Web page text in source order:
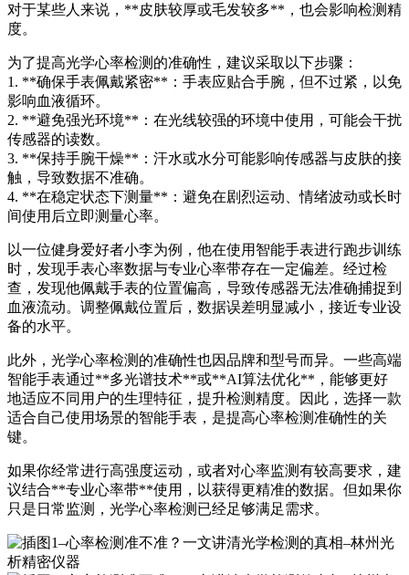
对于某些人来说，**皮肤较厚或毛发较多**，也会影响检测精
度。
为了提高光学心率检测的准确性，建议采取以下步骤：
1. **确保手表佩戴紧密**：手表应贴合手腕，但不过紧，以免
影响血液循环。
2. **避免强光环境**：在光线较强的环境中使用，可能会干扰
传感器的读数。
3. **保持手腕干燥**：汗水或水分可能影响传感器与皮肤的接
触，导致数据不准确。
4. **在稳定状态下测量**：避免在剧烈运动、情绪波动或长时
间使用后立即测量心率。
以一位健身爱好者小李为例，他在使用智能手表进行跑步训练
时，发现手表心率数据与专业心率带存在一定偏差。经过检
查，发现他佩戴手表的位置偏高，导致传感器无法准确捕捉到
血液流动。调整佩戴位置后，数据误差明显减小，接近专业设
备的水平。
此外，光学心率检测的准确性也因品牌和型号而异。一些高端
智能手表通过**多光谱技术**或**AI算法优化**，能够更好
地适应不同用户的生理特征，提升检测精度。因此，选择一款
适合自己使用场景的智能手表，是提高心率检测准确性的关
键。
如果你经常进行高强度运动，或者对心率监测有较高要求，建
议结合**专业心率带**使用，以获得更精准的数据。但如果你
只是日常监测，光学心率检测已经足够满足需求。